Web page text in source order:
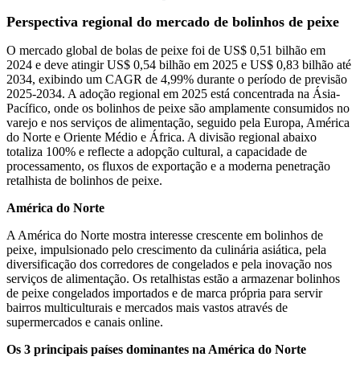
Perspectiva regional do mercado de bolinhos de peixe
O mercado global de bolas de peixe foi de US$ 0,51 bilhão em
2024 e deve atingir US$ 0,54 bilhão em 2025 e US$ 0,83 bilhão até
2034, exibindo um CAGR de 4,99% durante o período de previsão
2025-2034. A adoção regional em 2025 está concentrada na Ásia-
Pacífico, onde os bolinhos de peixe são amplamente consumidos no
varejo e nos serviços de alimentação, seguido pela Europa, América
do Norte e Oriente Médio e África. A divisão regional abaixo
totaliza 100% e reflecte a adopção cultural, a capacidade de
processamento, os fluxos de exportação e a moderna penetração
retalhista de bolinhos de peixe.
América do Norte
A América do Norte mostra interesse crescente em bolinhos de
peixe, impulsionado pelo crescimento da culinária asiática, pela
diversificação dos corredores de congelados e pela inovação nos
serviços de alimentação. Os retalhistas estão a armazenar bolinhos
de peixe congelados importados e de marca própria para servir
bairros multiculturais e mercados mais vastos através de
supermercados e canais online.
Os 3 principais países dominantes na América do Norte